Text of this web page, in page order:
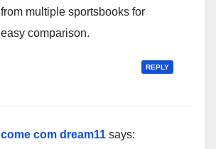
from multiple sportsbooks for
easy comparison.
REPLY
come com dream11 says: